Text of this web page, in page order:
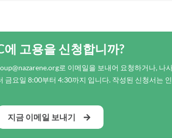
에 고용을 신청합니까?
로 이메일을 보내어 요청하거나, 나
요일 8:00부터 4:30까지 입니다. 작성된 신청서는
지금 이메일 보내기